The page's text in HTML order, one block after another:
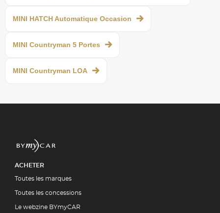
MINI HATCH Automatique Occasion
MINI Countryman 5 Portes
MINI Countryman LOA
ACHETER
Toutes les marques
Toutes les concessions
Le webzine BYmyCAR